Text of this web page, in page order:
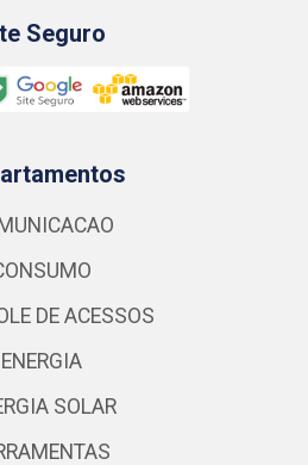
Seguro
DE ACESSOS
ENERGIA
SOLAR